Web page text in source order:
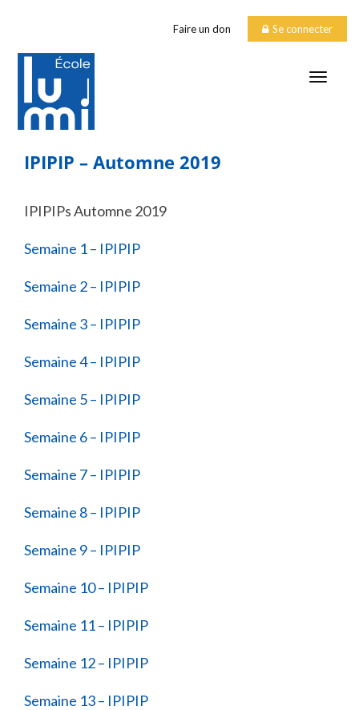
Faire un don Se connecter
IPIPIP – Automne 2019
IPIPIPs Automne 2019
Semaine 1 – IPIPIP
Semaine 2 – IPIPIP
Semaine 3 – IPIPIP
Semaine 4 – IPIPIP
Semaine 5 – IPIPIP
Semaine 6 – IPIPIP
Semaine 7 – IPIPIP
Semaine 8 – IPIPIP
Semaine 9 – IPIPIP
Semaine 10 – IPIPIP
Semaine 11 – IPIPIP
Semaine 12 – IPIPIP
Semaine 13 – IPIPIP